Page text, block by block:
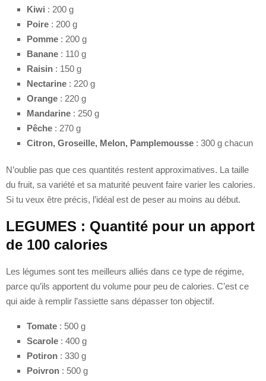
Kiwi : 200 g
Poire : 200 g
Pomme : 200 g
Banane : 110 g
Raisin : 150 g
Nectarine : 220 g
Orange : 220 g
Mandarine : 250 g
Pêche : 270 g
Citron, Groseille, Melon, Pamplemousse : 300 g chacun
N’oublie pas que ces quantités restent approximatives. La taille
du fruit, sa variété et sa maturité peuvent faire varier les calories.
Si tu veux être précis, l’idéal est de peser au moins au début.
LEGUMES : Quantité pour un apport
de 100 calories
Les légumes sont tes meilleurs alliés dans ce type de régime,
parce qu’ils apportent du volume pour peu de calories. C’est ce
qui aide à remplir l’assiette sans dépasser ton objectif.
Tomate : 500 g
Scarole : 400 g
Potiron : 330 g
Poivron : 500 g